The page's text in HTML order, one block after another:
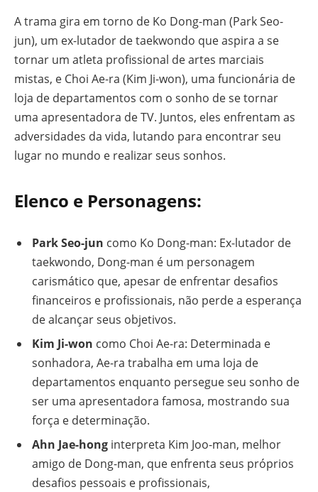
A trama gira em torno de Ko Dong-man (Park Seo-
jun), um ex-lutador de taekwondo que aspira a se
tornar um atleta profissional de artes marciais
mistas, e Choi Ae-ra (Kim Ji-won), uma funcionária de
loja de departamentos com o sonho de se tornar
uma apresentadora de TV. Juntos, eles enfrentam as
adversidades da vida, lutando para encontrar seu
lugar no mundo e realizar seus sonhos.
Elenco e Personagens:
Park Seo-jun como Ko Dong-man: Ex-lutador de
taekwondo, Dong-man é um personagem
carismático que, apesar de enfrentar desafios
financeiros e profissionais, não perde a esperança
de alcançar seus objetivos.
Kim Ji-won como Choi Ae-ra: Determinada e
sonhadora, Ae-ra trabalha em uma loja de
departamentos enquanto persegue seu sonho de
ser uma apresentadora famosa, mostrando sua
força e determinação.
Ahn Jae-hong interpreta Kim Joo-man, melhor
amigo de Dong-man, que enfrenta seus próprios
desafios pessoais e profissionais,